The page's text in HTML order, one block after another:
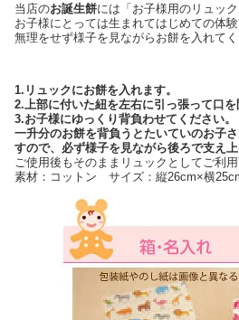
当店のお誕生餅には「お子様用のリュック
お子様にとっては生まれてはじめての体験
無理をせず様子を見ながらお餅を入れてく
1.リュックにお餅を入れます。
2.上部に付いた紐を左右に引っ張って口を
3.お子様にゆっくり背負わせてください。
一升分のお餅を背負うとたいていのお子
すので、必ず様子を見ながら後ろで支え上
ご使用後もそのままリュックとしてご利用
素材：コットン サイズ：縦26cm×横